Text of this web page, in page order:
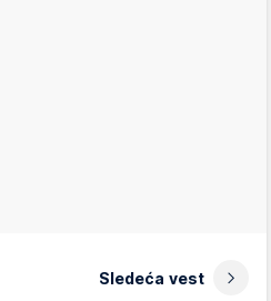
Sledeća vest